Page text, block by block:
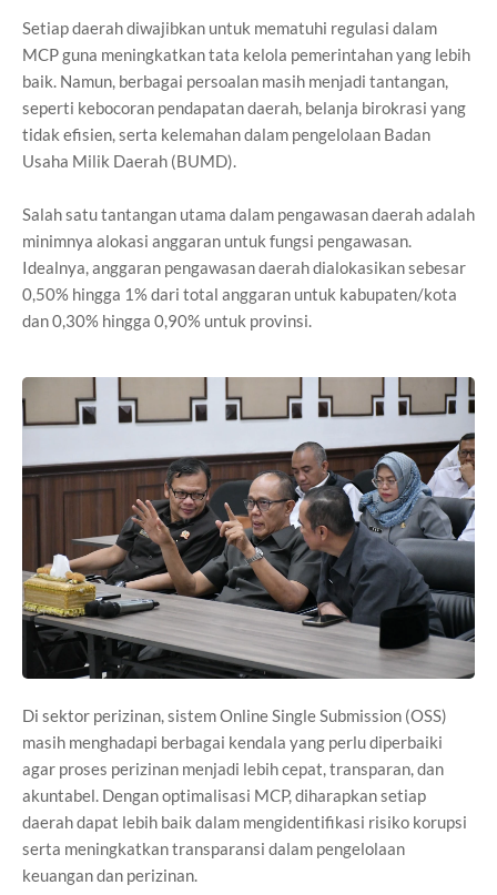
Setiap daerah diwajibkan untuk mematuhi regulasi dalam
MCP guna meningkatkan tata kelola pemerintahan yang lebih
baik. Namun, berbagai persoalan masih menjadi tantangan,
seperti kebocoran pendapatan daerah, belanja birokrasi yang
tidak efisien, serta kelemahan dalam pengelolaan Badan
Usaha Milik Daerah (BUMD).
Salah satu tantangan utama dalam pengawasan daerah adalah
minimnya alokasi anggaran untuk fungsi pengawasan.
Idealnya, anggaran pengawasan daerah dialokasikan sebesar
0,50% hingga 1% dari total anggaran untuk kabupaten/kota
dan 0,30% hingga 0,90% untuk provinsi.
Di sektor perizinan, sistem Online Single Submission (OSS)
masih menghadapi berbagai kendala yang perlu diperbaiki
agar proses perizinan menjadi lebih cepat, transparan, dan
akuntabel. Dengan optimalisasi MCP, diharapkan setiap
daerah dapat lebih baik dalam mengidentifikasi risiko korupsi
serta meningkatkan transparansi dalam pengelolaan
keuangan dan perizinan.